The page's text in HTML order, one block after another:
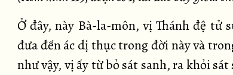
Ở đây, này Bà-la-môn, vị Thánh đệ tử
đưa đến ác dị thục trong đời này và
như vậy, vị ấy từ bỏ sát sanh, ra khỏi